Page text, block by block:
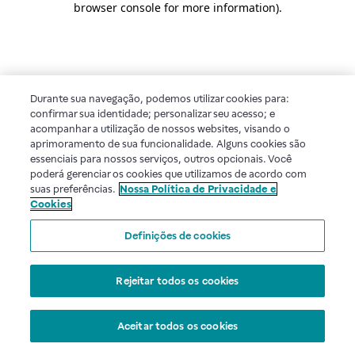
browser console for more information).
Durante sua navegação, podemos utilizar cookies para:
confirmar sua identidade; personalizar seu acesso; e
acompanhar a utilização de nossos websites, visando o
aprimoramento de sua funcionalidade. Alguns cookies são
essenciais para nossos serviços, outros opcionais. Você
poderá gerenciar os cookies que utilizamos de acordo com
suas preferências. Nossa Política de Privacidade e
Cookies
Definições de cookies
Rejeitar todos os cookies
Aceitar todos os cookies